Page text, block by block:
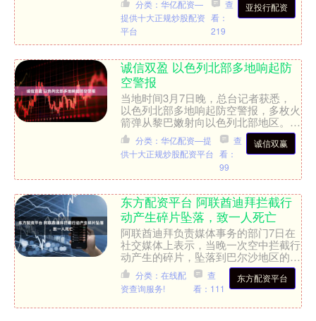
费(....
亚投行配资
分类：华亿配资—
提供十大正规炒股配资
平台
查
看：
219
诚信双盈 以色列北部多地响起防
空警报
当地时间3月7日晚，总台记者获悉，
以色列北部多地响起防空警报，多枚火
箭弹从黎巴嫩射向以色列北部地区。
（央视）....
诚信双赢
分类：华亿配资—提
供十大正规炒股配资平台
查
看：
99
东方配资平台 阿联酋迪拜拦截行
动产生碎片坠落，致一人死亡
阿联酋迪拜负责媒体事务的部门7日在
社交媒体上表示，当晚一次空中拦截行
动产生的碎片，坠落到巴尔沙地区的一
辆汽车上，造成一名司机死亡。（央
视）....
东方配资平台
分类：在线配
资查询服务!
查
看：111